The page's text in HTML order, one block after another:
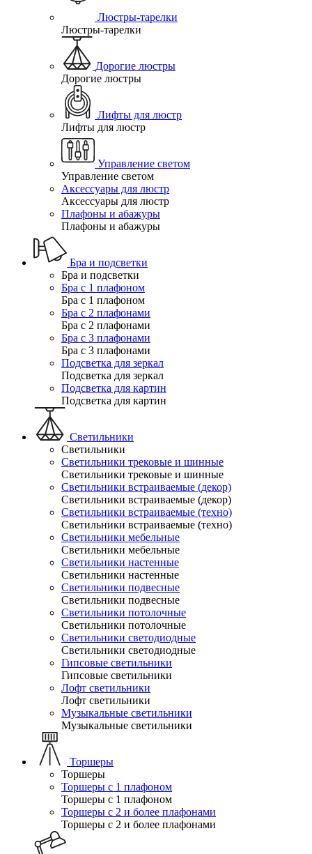
Люстры-тарелки
Люстры-тарелки
Дорогие люстры
Дорогие люстры
Лифты для люстр
Лифты для люстр
Управление светом
Управление светом
Аксессуары для люстр
Аксессуары для люстр
Плафоны и абажуры
Плафоны и абажуры
Бра и подсветки
Бра и подсветки
Бра с 1 плафоном
Бра с 1 плафоном
Бра с 2 плафонами
Бра с 2 плафонами
Бра с 3 плафонами
Бра с 3 плафонами
Подсветка для зеркал
Подсветка для зеркал
Подсветка для картин
Подсветка для картин
Светильники
Светильники
Светильники трековые и шинные
Светильники трековые и шинные
Светильники встраиваемые (декор)
Светильники встраиваемые (декор)
Светильники встраиваемые (техно)
Светильники встраиваемые (техно)
Светильники мебельные
Светильники мебельные
Светильники настенные
Светильники настенные
Светильники подвесные
Светильники подвесные
Светильники потолочные
Светильники потолочные
Светильники светодиодные
Светильники светодиодные
Гипсовые светильники
Гипсовые светильники
Лофт светильники
Лофт светильники
Музыкальные светильники
Музыкальные светильники
Торшеры
Торшеры
Торшеры с 1 плафоном
Торшеры с 1 плафоном
Торшеры с 2 и более плафонами
Торшеры с 2 и более плафонами